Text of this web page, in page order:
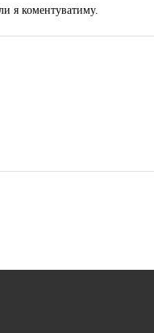
я коментуватиму.